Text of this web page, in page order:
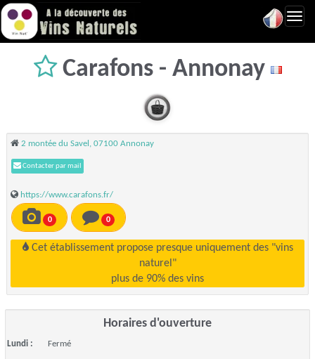
Carafons - Annonay
2 montée du Savel, 07100 Annonay
Contacter par mail
https://www.carafons.fr/
0 0
Cet établissement propose presque uniquement des "vins
naturel"
plus de 90% des vins
Horaires d'ouverture
Lundi : Fermé